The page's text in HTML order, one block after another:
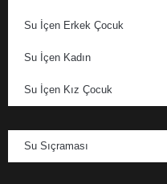
Su İçen Erkek Çocuk
Su İçen Kadın
Su İçen Kız Çocuk
Su Sıçraması